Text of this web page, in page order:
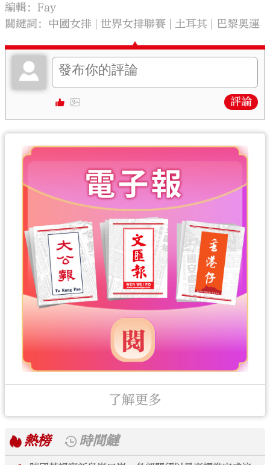
編輯：Fay
關鍵詞： 中國女排 世界女排聯賽 土耳其 巴黎奧運
評論
了解更多
熱榜
時間鏈